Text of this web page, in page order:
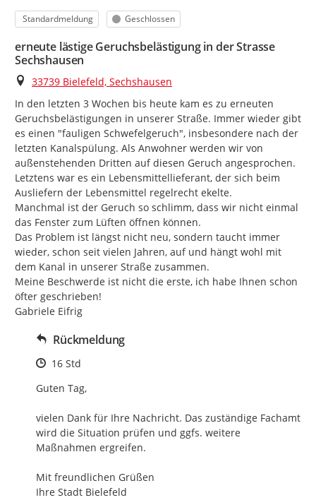
Kategorie
Standardmeldung Status
Geschlossen
erneute lästige Geruchsbelästigung in der Strasse
Sechshausen
Ort
33739 Bielefeld, Sechshausen
In den letzten 3 Wochen bis heute kam es zu erneuten
Geruchsbelästigungen in unserer Straße. Immer wieder gibt
es einen "fauligen Schwefelgeruch", insbesondere nach der
letzten Kanalspülung. Als Anwohner werden wir von
außenstehenden Dritten auf diesen Geruch angesprochen.
Letztens war es ein Lebensmittellieferant, der sich beim
Ausliefern der Lebensmittel regelrecht ekelte.
Manchmal ist der Geruch so schlimm, dass wir nicht einmal
das Fenster zum Lüften öffnen können.
Das Problem ist längst nicht neu, sondern taucht immer
wieder, schon seit vielen Jahren, auf und hängt wohl mit
dem Kanal in unserer Straße zusammen.
Meine Beschwerde ist nicht die erste, ich habe Ihnen schon
öfter geschrieben!
Gabriele Eifrig
Rückmeldung
Zeitpunkt des Erstellens
16 Std
Guten Tag,
vielen Dank für Ihre Nachricht. Das zuständige Fachamt
wird die Situation prüfen und ggfs. weitere
Maßnahmen ergreifen.
Mit freundlichen Grüßen
Ihre Stadt Bielefeld